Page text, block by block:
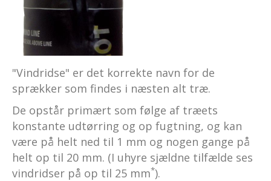
"Vindridse" er det korrekte navn for de
sprækker som findes i næsten alt træ.
De opstår primært som følge af træets
konstante udtørring og op fugtning, og kan
være på helt ned til 1 mm og nogen gange på
helt op til 20 mm. (I uhyre sjældne tilfælde ses
vindridser på op til 25 mm*).